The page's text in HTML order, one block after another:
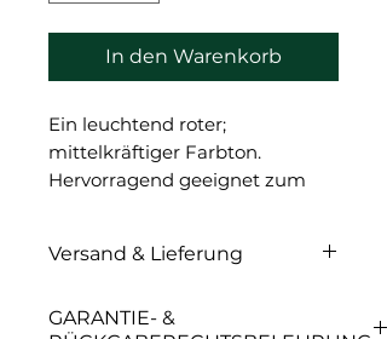
In den Warenkorb
Ein leuchtend roter;
mittelkräftiger Farbton.
Hervorragend geeignet zum
Etalon Mix Concealern.
purer Form für die
Versand & Lieferung
GARANTIE- &